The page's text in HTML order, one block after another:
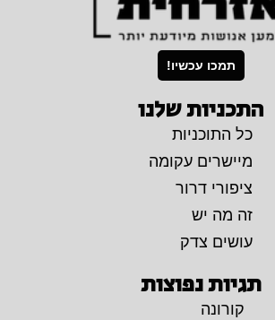
תמכו עכשיו!
התכניות שלנו
כל התוכניות
מיישרים עקומה
ציפורי דרור
זה מה יש
עושים צדק
תגיות נפוצות
קורונה